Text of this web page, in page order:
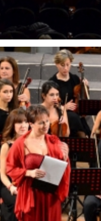
Natale - Orchestra
Musica
Consort con il